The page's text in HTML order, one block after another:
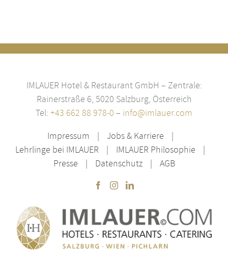
IMLAUER Hotel & Restaurant GmbH – Zentrale:
Rainerstraße 6, 5020 Salzburg, Österreich
Tel: +43 662 88 978-0 – info@imlauer.com
Impressum
Jobs & Karriere
Lehrlinge bei IMLAUER
IMLAUER Philosophie
Presse
Datenschutz AGB